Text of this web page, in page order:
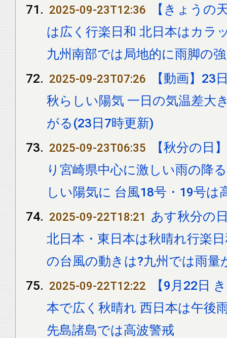
2025-09-23T12:36
【きょうの
は広く行楽日和 北日本はカラ
九州南部では局地的に雨脚の
2025-09-23T07:26
【動画】23
秋らしい陽気 一日の気温差大
がる(23日7時更新)
2025-09-23T06:35
【秋分の日
り宮崎県中心に激しい雨の降
しい陽気に 台風18号・19号は
2025-09-22T18:21 あす秋分の
北日本・東日本は秋晴れ行楽
の台風の動きは?九州では雨
2025-09-22T12:22
【9月22日
本で広く秋晴れ 西日本は午後
先島諸島では高波警戒